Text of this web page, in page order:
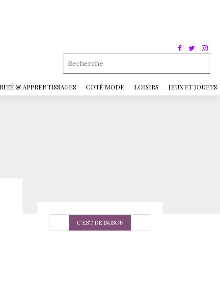
& APPRENTISSAGES COTÉ MODE LOISIRS JEUX ET JOUETS
C'EST DE SAISON